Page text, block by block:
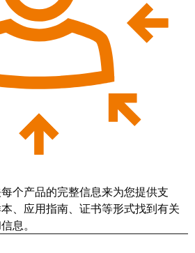
个产品的完整信息来为您提供支
、应用指南、证书等形式找到有关
息。